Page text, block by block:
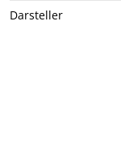
Darsteller